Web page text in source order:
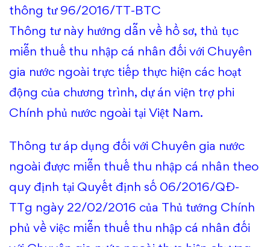
thuế
thu
nhập
cá
nhân
đối
với
chuyên
gia
thông tư 96/2016/TT-BTC
Thông tư này hướng dẫn về hồ sơ, thủ tục
miễn thuế thu nhập cá nhân đối với Chuyên
gia nước ngoài trực tiếp thực hiện các hoạt
động của chương trình, dự án viện trợ phi
Chính phủ nước ngoài tại Việt Nam.
Thông tư áp dụng đối với Chuyên gia nước
ngoài được miễn thuế thu nhập cá nhân theo
quy định tại Quyết định số 06/2016/QĐ-
TTg ngày 22/02/2016 của Thủ tướng Chính
phủ về việc miễn thuế thu nhập cá nhân đối